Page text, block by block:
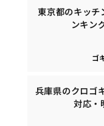
東京都のキッチ
ンキン
ゴ
兵庫県のクロゴ
対応・